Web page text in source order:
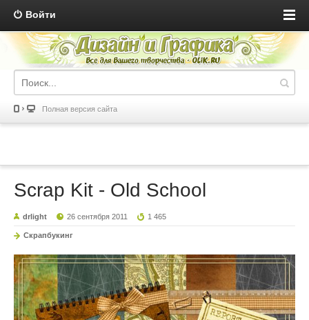
Войти
Полная версия сайта
Scrap Kit - Old School
drlight 26 сентября 2011 1 465
Скрапбукинг